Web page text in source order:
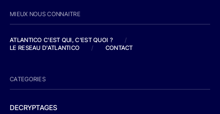
MIEUX NOUS CONNAITRE
ATLANTICO C'EST QUI, C'EST QUOI ?
/
LE RESEAU D'ATLANTICO
/ CONTACT
CATEGORIES
DECRYPTAGES